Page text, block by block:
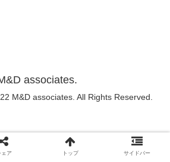
associates.
M&D associates. All Rights Reserved.
ェア トップ サイドバー